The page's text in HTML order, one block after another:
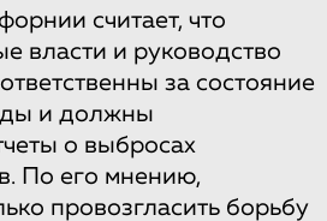
считает, что
власти и руководство
за состояние
и должны
о выбросах
По его мнению,
провозгласить борьбу